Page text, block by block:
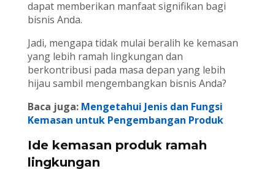
dapat memberikan manfaat signifikan bagi
bisnis Anda.
Jadi, mengapa tidak mulai beralih ke kemasan
yang lebih ramah lingkungan dan
berkontribusi pada masa depan yang lebih
hijau sambil mengembangkan bisnis Anda?
Baca juga: Mengetahui Jenis dan Fungsi
Kemasan untuk Pengembangan Produk
Ide kemasan produk ramah
lingkungan